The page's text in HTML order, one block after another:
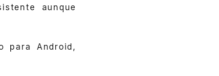
aunque
para Android,